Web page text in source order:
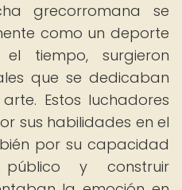
grecorromana se
como un deporte
tiempo, surgieron
que se dedicaban
Estos luchadores
sus habilidades en el
por su capacidad
y construir